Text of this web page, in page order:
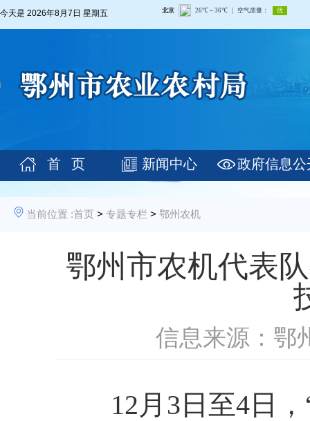
今天是 2026年8月7日 星期五
首 页 新闻中心 政府信息公
当前位置 :首页 > 专题专栏 > 鄂州农机
鄂州市农机代表
信息来源：鄂
12月3日至4日